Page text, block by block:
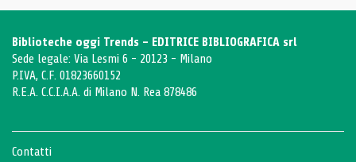
Biblioteche oggi Trends - EDITRICE BIBLIOGRAFICA srl
Sede legale: Via Lesmi 6 - 20123 - Milano
P.IVA, C.F. 01823660152
R.E.A. C.C.I.A.A. di Milano N. Rea 878486
Contatti